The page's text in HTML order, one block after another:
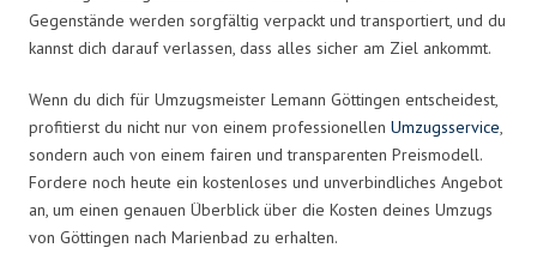
Gegenstände werden sorgfältig verpackt und transportiert, und du
kannst dich darauf verlassen, dass alles sicher am Ziel ankommt.
Wenn du dich für Umzugsmeister Lemann Göttingen entscheidest,
profitierst du nicht nur von einem professionellen Umzugsservice,
sondern auch von einem fairen und transparenten Preismodell.
Fordere noch heute ein kostenloses und unverbindliches Angebot
an, um einen genauen Überblick über die Kosten deines Umzugs
von Göttingen nach Marienbad zu erhalten.